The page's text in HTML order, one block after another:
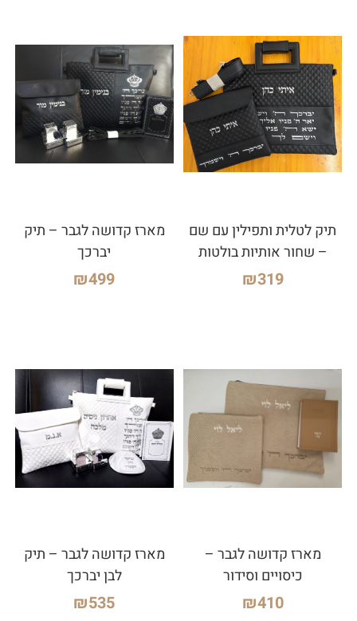
תיק לטלית ותפילין עם שם
– שחור אותיות בולטות
₪319
מארז קדושה לגבר – תיק
יברכך
₪499
מארז קדושה לגבר –
כיסויים וסידור
₪410
מארז קדושה לגבר – תיק
לבן יברכך
₪535